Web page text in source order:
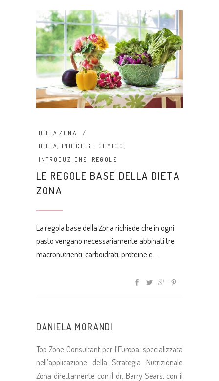
DIETA ZONA
DIETA
INDICE GLICEMICO
INTRODUZIONE
REGOLE
LE REGOLE BASE DELLA DIETA
ZONA
La regola base della Zona richiede che in ogni
pasto vengano necessariamente abbinati tre
macronutrienti: carboidrati, proteine e
DANIELA MORANDI
Top Zone Consultant per l’Europa, specializzata
nell’applicazione della Strategia Nutrizionale
Zona direttamente con il dr. Barry Sears, con il